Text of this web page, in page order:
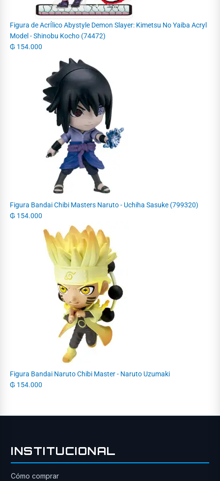
Figura de AcrÍlico Abystyle Demon Slayer: Kimetsu No Yaiba Acryl
Model - Shinobu Kocho (74472)
₲ 154.000
Figura Bandai Chibi Masters Naruto - Uchiha Sasuke (799320)
₲ 154.000
Figura Bandai Naruto Chibi Master - Naruto Uzumaki
₲ 154.000
INSTITUCIONAL
Cómo comprar